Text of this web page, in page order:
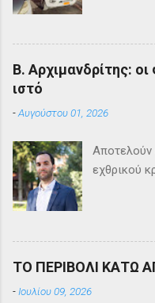
Β. Αρχιμανδρίτης:
ιστό
-Αυγούστου 01, 2026
Αποτελούν
εχθρικού
ΤΟ ΠΕΡΙΒΟΛΙ ΚΑΤΩ
- Ιουλίου 09, 2026